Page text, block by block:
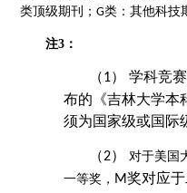
类顶级期刊；G类：其他科技
注3：
（1）学科竞
布的《吉林大学本
须为国家级或国际
（2）对于美国
一等奖， M奖对应于